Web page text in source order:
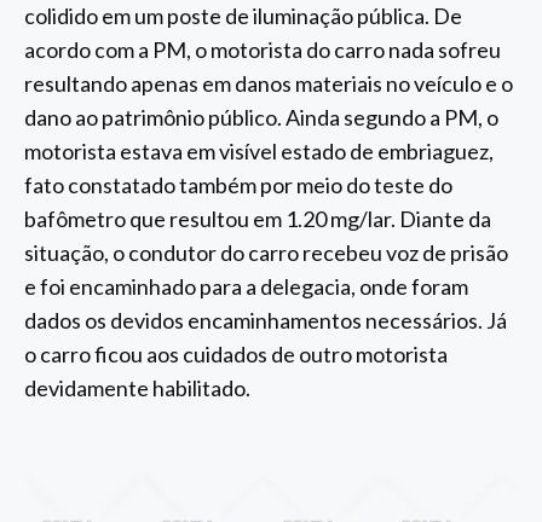
colidido em um poste de iluminação pública. De
acordo com a PM, o motorista do carro nada sofreu
resultando apenas em danos materiais no veículo e o
dano ao patrimônio público. Ainda segundo a PM, o
motorista estava em visível estado de embriaguez,
fato constatado também por meio do teste do
bafômetro que resultou em 1.20 mg/lar. Diante da
situação, o condutor do carro recebeu voz de prisão
e foi encaminhado para a delegacia, onde foram
dados os devidos encaminhamentos necessários. Já
o carro ficou aos cuidados de outro motorista
devidamente habilitado.